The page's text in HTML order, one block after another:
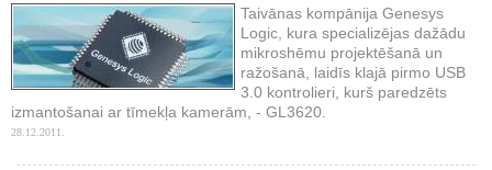
Taivānas kompānija Genesys
Logic, kura specializējas dažādu
mikroshēmu projektēšanā un
ražošanā, laidīs klajā pirmo USB
3.0 kontrolieri, kurš paredzēts
izmantošanai ar tīmekļa kamerām, - GL3620.
28.12.2011.